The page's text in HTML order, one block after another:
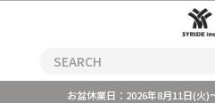
お盆休業日：2026年8月11日(火